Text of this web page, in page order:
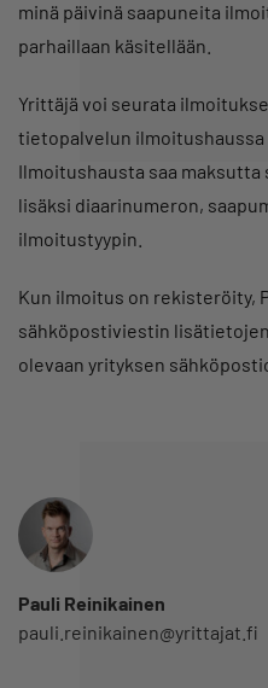
minä päivinä saapuneita
parhaillaan käsitellään.
Yrittäjä voi seurata
tietopalvelun ilmoitushaussa
Ilmoitushausta saa
lisäksi diaarinumeron,
ilmoitustyypin.
Kun ilmoitus on rekisteröity,
sähköpostiviestin
olevaan yrityksen
Pauli Reinikainen
pauli.reinikainen@yrittajat.fi